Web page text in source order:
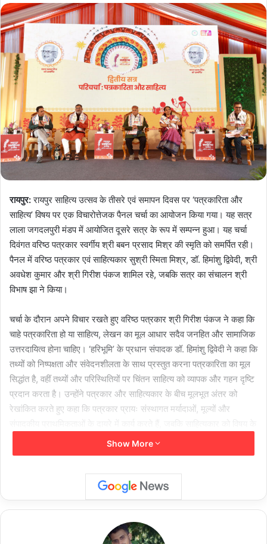
रायपुर:रायपुर साहित्य उत्सव के तीसरे एवं समापन दिवस पर ‘पत्रकारिता और
साहित्य’ विषय पर एक विचारोत्तेजक पैनल चर्चा का आयोजन किया गया। यह सत्र
लाला जगदलपुरी मंडप में आयोजित दूसरे सत्र के रूप में सम्पन्न हुआ। यह चर्चा
दिवंगत वरिष्ठ पत्रकार स्वर्गीय श्री बबन प्रसाद मिश्र की स्मृति को समर्पित रही।
पैनल में वरिष्ठ पत्रकार एवं साहित्यकार सुश्री स्मिता मिश्र, डॉ. हिमांशु द्विवेदी, श्री
अवधेश कुमार और श्री गिरीश पंकज शामिल रहे, जबकि सत्र का संचालन श्री
विभाष झा ने किया।
चर्चा के दौरान अपने विचार रखते हुए वरिष्ठ पत्रकार श्री गिरीश पंकज ने कहा कि
चाहे पत्रकारिता हो या साहित्य, लेखन का मूल आधार सदैव जनहित और सामाजिक
उत्तरदायित्व होना चाहिए। ‘हरिभूमि’ के प्रधान संपादक डॉ. हिमांशु द्विवेदी ने कहा कि
तथ्यों को निष्पक्षता और संवेदनशीलता के साथ प्रस्तुत करना पत्रकारिता का मूल
सिद्धांत है, वहीं तथ्यों और परिस्थितियों पर चिंतन साहित्य को व्यापक और गहन दृष्टि
प्रदान करता है। उन्होंने पत्रकार और साहित्यकार के बीच मूलभूत अंतर को
रेखांकित करते हुए कहा कि पत्रकार प्रायः संस्थागत मर्यादाओं, मूल्यों और
विविध आयामों को स्वतंत्रता के साथ अभिव्यक्त करने का अधिक अवसर मिलता
है।
वरिष्ठ पत्रकार सुश्री स्मिता मिश्र ने कहा कि पत्रकारिता और साहित्य के बीच
अंतर मुख्यतः शैली, भाषा और दृष्टिकोण का है। पत्रकारिता जहाँ तथ्यप्रधान होती
है, वहीं साहित्य भावनाओं और संवेदनाओं की ओर अधिक झुकाव रखता है। उन्होंने
यह भी रेखांकित किया कि भाषा में संवेदनशीलता, रिपोर्टिंग में सहानुभूति और व्यापक
Show More